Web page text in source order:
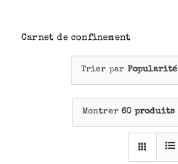
Carnet de confinement
Trier par Popularité
Montrer60 produits